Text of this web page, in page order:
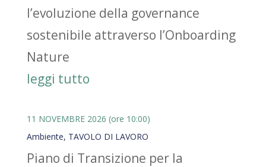
l’evoluzione della governance
sostenibile attraverso l’Onboarding
Nature
leggi tutto
11 NOVEMBRE 2026 (ore 10:00)
Ambiente, TAVOLO DI LAVORO
Piano di Transizione per la